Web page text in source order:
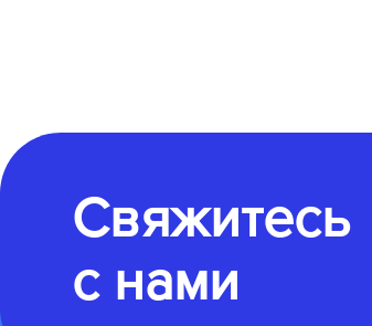
Свяжитесь
с нами